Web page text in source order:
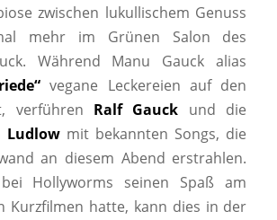
zwischen lukullischem Genuss
mehr im Grünen Salon des
Während Manu Gauck alias
vegane Leckereien auf den
verführen Ralf Gauck und die
Ludlowmit bekannten Songs, die
an diesem Abend erstrahlen.
Hollyworms seinen Spaß am
Kurzfilmen hatte, kann dies in der